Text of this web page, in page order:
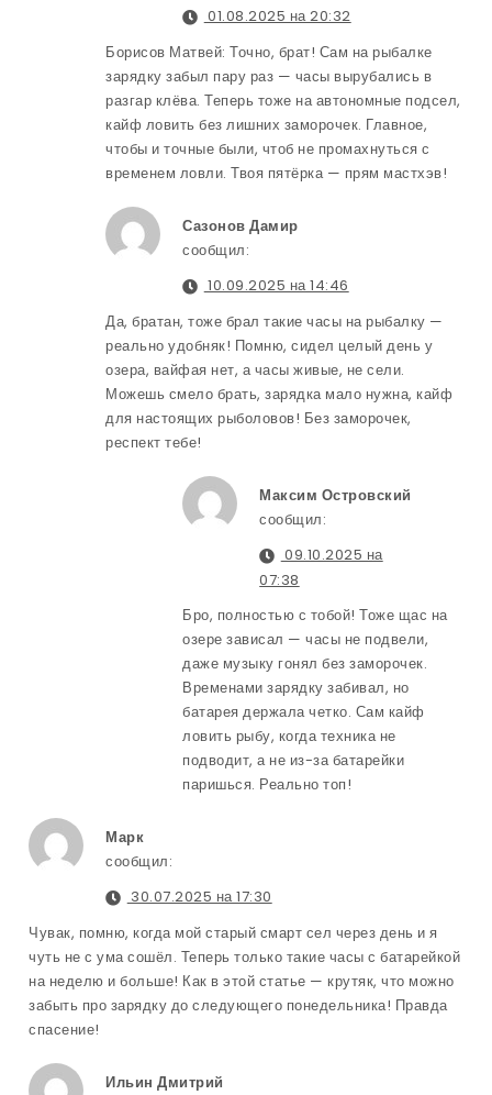
01.08.2025 на 20:32
Борисов Матвей: Точно, брат! Сам на рыбалке
зарядку забыл пару раз — часы вырубались в
разгар клёва. Теперь тоже на автономные подсел,
кайф ловить без лишних заморочек. Главное,
чтобы и точные были, чтоб не промахнуться с
временем ловли. Твоя пятёрка — прям мастхэв!
Сазонов Дамир
сообщил:
10.09.2025 на 14:46
Да, братан, тоже брал такие часы на рыбалку —
реально удобняк! Помню, сидел целый день у
озера, вайфая нет, а часы живые, не сели.
Можешь смело брать, зарядка мало нужна, кайф
для настоящих рыболовов! Без заморочек,
респект тебе!
Максим Островский
сообщил:
09.10.2025 на
07:38
Бро, полностью с тобой! Тоже щас на
озере зависал — часы не подвели,
даже музыку гонял без заморочек.
Временами зарядку забивал, но
батарея держала четко. Сам кайф
ловить рыбу, когда техника не
подводит, а не из-за батарейки
паришься. Реально топ!
Марк
сообщил:
30.07.2025 на 17:30
Чувак, помню, когда мой старый смарт сел через день и я
чуть не с ума сошёл. Теперь только такие часы с батарейкой
на неделю и больше! Как в этой статье — крутяк, что можно
забыть про зарядку до следующего понедельника! Правда
спасение!
Ильин Дмитрий